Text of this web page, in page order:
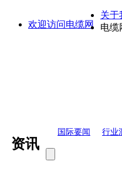
欢迎访问电缆网
关于
电缆
资讯
国际要闻 行业